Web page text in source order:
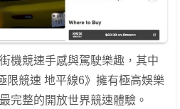
機競速手感與駕駛樂趣，其中
限競速 地平線6》擁有極高娛樂
完整的開放世界競速體驗。